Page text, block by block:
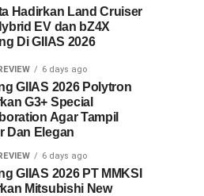
Hadirkan Land Cruiser
EV dan bZ4X
Di GIIAS 2026
6 days ago
GIIAS 2026 Polytron
G3+ Special
Agar Tampil
Dan Elegan
6 days ago
GIIAS 2026 PT MMKSI
Mitsubishi New